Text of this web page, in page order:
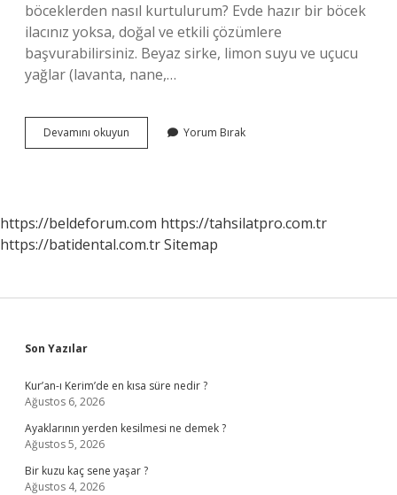
böceklerden nasıl kurtulurum? Evde hazır bir böcek
ilacınız yoksa, doğal ve etkili çözümlere
başvurabilirsiniz. Beyaz sirke, limon suyu ve uçucu
yağlar (lavanta, nane,…
Devamını okuyun
Nasıl
Yorum Bırak
https://beldeforum.com https://tahsilatpro.com.tr
https://batidental.com.trSitemap
Sidebar
Son Yazılar
Kur’an-ı Kerim’de en kısa süre nedir ?
Ağustos 6, 2026
Ayaklarının yerden kesilmesi ne demek ?
Ağustos 5, 2026
Bir kuzu kaç sene yaşar ?
Ağustos 4, 2026